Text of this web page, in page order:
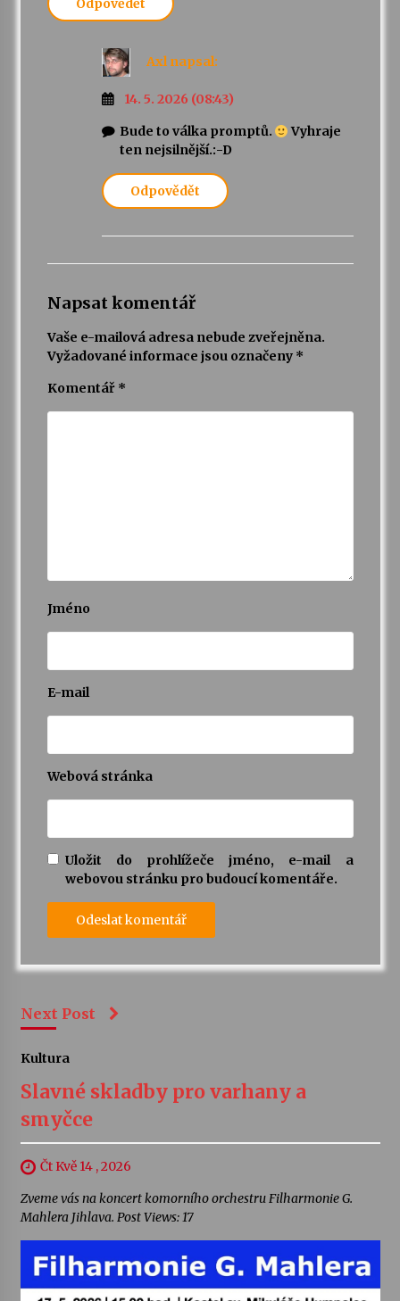
Odpovědět
Axl napsal:
14. 5. 2026 (08:43)
Bude to válka promptů.
Vyhraje
ten nejsilnější.:-D
Odpovědět
Napsat komentář
Vaše e-mailová adresa nebude zveřejněna.
Vyžadované informace jsou označeny *
Komentář *
Jméno
E-mail
Webová stránka
Uložit do prohlížeče jméno, e-mail a
webovou stránku pro budoucí komentáře.
Next Post
Kultura
Slavné skladby pro varhany a
smyčce
Čt Kvě 14 , 2026
Zveme vás na koncert komorního orchestru Filharmonie G.
Mahlera Jihlava. Post Views: 17